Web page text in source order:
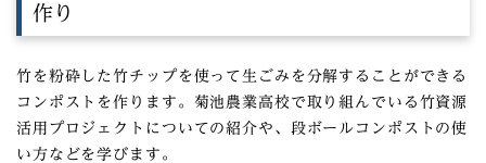
作り
竹を粉砕した竹チップを使って生ごみを分解することができる
コンポストを作ります。菊池農業高校で取り組んでいる竹資源
活用プロジェクトについての紹介や、段ボールコンポストの使
い方などを学びます。